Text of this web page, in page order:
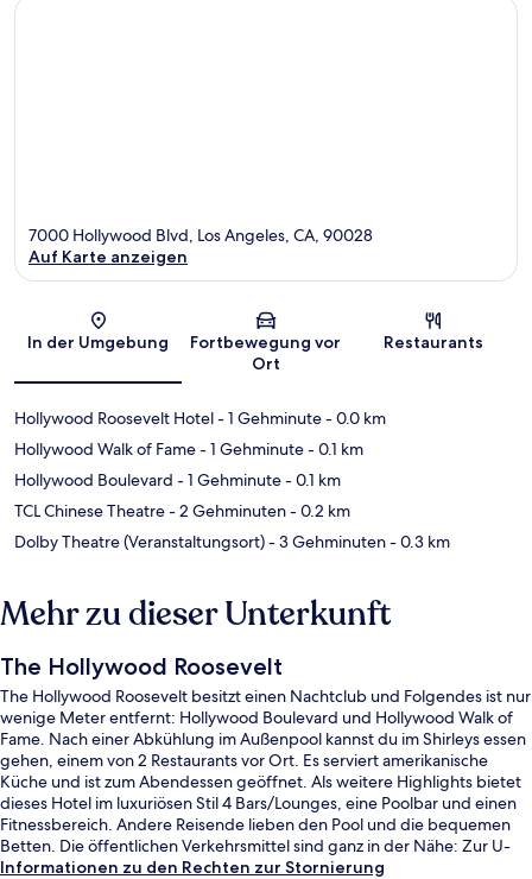
Karte
7000 Hollywood Blvd, Los Angeles, CA, 90028
Auf Karte anzeigen
In der Umgebung
Fortbewegung vor
Ort
Restaurants
Hollywood Roosevelt Hotel- 1 Gehminute- 0.0 km
Hollywood Walk of Fame- 1 Gehminute- 0.1 km
Hollywood Boulevard - 1 Gehminute- 0.1 km
TCL Chinese Theatre- 2 Gehminuten- 0.2 km
Dolby Theatre (Veranstaltungsort)- 3 Gehminuten- 0.3 km
Mehr zu dieser Unterkunft
The Hollywood Roosevelt
The Hollywood Roosevelt besitzt einen Nachtclub und Folgendes ist nur
wenige Meter entfernt: Hollywood Boulevard und Hollywood Walk of
Fame. Nach einer Abkühlung im Außenpool kannst du im Shirleys essen
gehen, einem von 2 Restaurants vor Ort. Es serviert amerikanische
Küche und ist zum Abendessen geöffnet. Als weitere Highlights bietet
dieses Hotel im luxuriösen Stil 4 Bars/Lounges, eine Poolbar und einen
Fitnessbereich. Andere Reisende lieben den Pool und die bequemen
Betten. Die öffentlichen Verkehrsmittel sind ganz in der Nähe: Zur U-
Bahn (Station Hollywood - Highland) sind es nur 3 Gehminuten.
Informationen zu den Rechten zur Stornierung